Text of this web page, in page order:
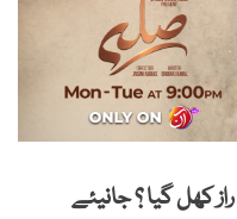
کھل گیا ؟ جانیئے